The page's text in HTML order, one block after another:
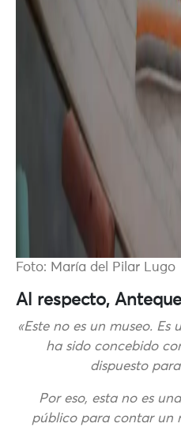
Foto: María del Pilar Lugo
Al respecto,
«Este no es un museo.
ha sido concebido
dispuesto
Por eso, esta no es
público para contar un